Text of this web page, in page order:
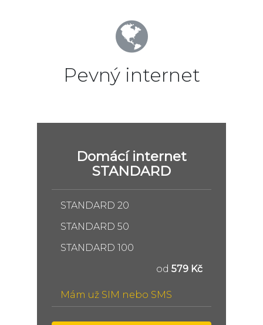
Pevný internet
Domácí internet
STANDARD
STANDARD 20
STANDARD 50
STANDARD 100
od 579 Kč
Mám už SIM nebo SMS